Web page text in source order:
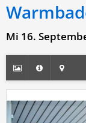
Mi 16.